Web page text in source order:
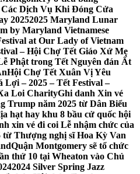
Dịch Vụ Khi Đóng Cửa
20252025 Maryland Lunar
by Maryland Vietnamese
at Our Lady of Vietnam
– Hội Chợ Tết Giáo Xứ Mẹ
Phật trong Tết Nguyên đán Ất
Hội Chợ Tết Xuân Vị Yêu
– 2025 – Tết Festival –
Loi CharityGhi danh Xin vé
Trump năm 2025 từ Dân Biểu
hạt hay khu 8 bầu cử quốc hội
xin vé đi coi Lễ nhậm chức của
Thượng nghị sĩ Hoa Kỳ Van
Quận Montgomery sẽ tổ chức
thứ 10 tại Wheaton vào Chủ
2024 Silver Spring Jazz